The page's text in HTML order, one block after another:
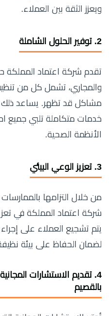
ويعزز الثقة بين العملاء.
2. توفير الحلول الشاملة
تقدم شركة اعتماد المملكة
والمجاري، تشمل كل من
مشاكل قد تظهر. يساعد
خدمات متكاملة تلبي جميع
الأنظمة الصحية.
3. تعزيز الوعي البيئي
من خلال التزامها
شركة اعتماد المملكة في
يتم تشجيع العملاء على
لضمان الحفاظ على بيئة
4. تقديم الاستشارات المجانية
بالقصيم